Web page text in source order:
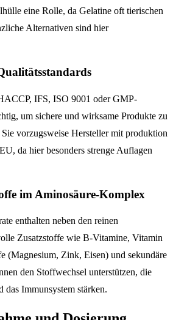
eine Rolle, da Gelatine oft tierischen
Alternativen sind hier
IFS, ISO 9001 oder GMP-
um sichere und wirksame Produkte zu
vorzugsweise Hersteller mit produktion
da hier besonders strenge Auflagen
im Aminosäure-Komplex
enthalten neben den reinen
Zusatzstoffe wie B-Vitamine, Vitamin
(Magnesium, Zink, Eisen) und sekundäre
den Stoffwechsel unterstützen, die
das Immunsystem stärken.